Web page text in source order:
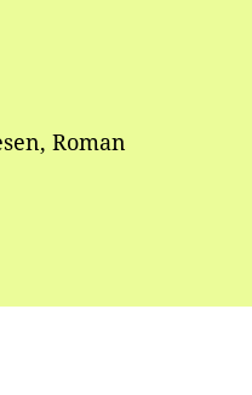
Roman